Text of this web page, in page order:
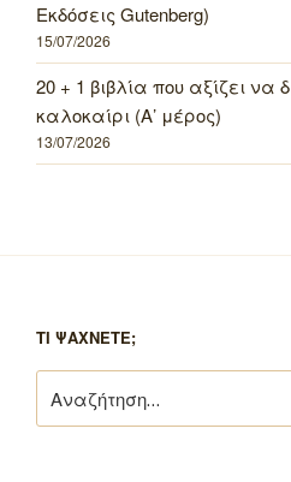
Εκδόσεις Gutenberg)
15/07/2026
20 + 1 βιβλία που αξίζει να
καλοκαίρι (Α’ μέρος)
13/07/2026
ΤΙ ΨΑΧΝΕΤΕ;
για: